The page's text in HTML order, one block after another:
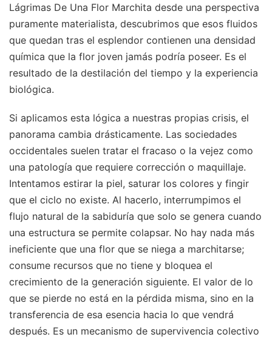
Lágrimas De Una Flor Marchita desde una perspectiva
puramente materialista, descubrimos que esos fluidos
que quedan tras el esplendor contienen una densidad
química que la flor joven jamás podría poseer. Es el
resultado de la destilación del tiempo y la experiencia
biológica.
Si aplicamos esta lógica a nuestras propias crisis, el
panorama cambia drásticamente. Las sociedades
occidentales suelen tratar el fracaso o la vejez como
una patología que requiere corrección o maquillaje.
Intentamos estirar la piel, saturar los colores y fingir
que el ciclo no existe. Al hacerlo, interrumpimos el
flujo natural de la sabiduría que solo se genera cuando
una estructura se permite colapsar. No hay nada más
ineficiente que una flor que se niega a marchitarse;
consume recursos que no tiene y bloquea el
crecimiento de la generación siguiente. El valor de lo
que se pierde no está en la pérdida misma, sino en la
transferencia de esa esencia hacia lo que vendrá
después. Es un mecanismo de supervivencia colectivo